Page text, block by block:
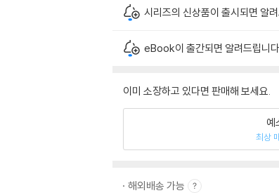
시리즈의 신상품이 출시되면 알
eBook이 출간되면 알려드립니
이미 소장하고 있다면 판매해 보세요.
예
최상
해외배송 가능